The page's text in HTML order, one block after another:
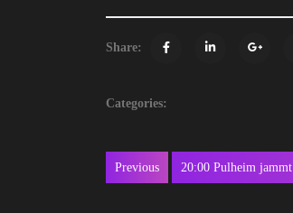
Share:
Categories:
Previous
Previous
20:00 Pulheim